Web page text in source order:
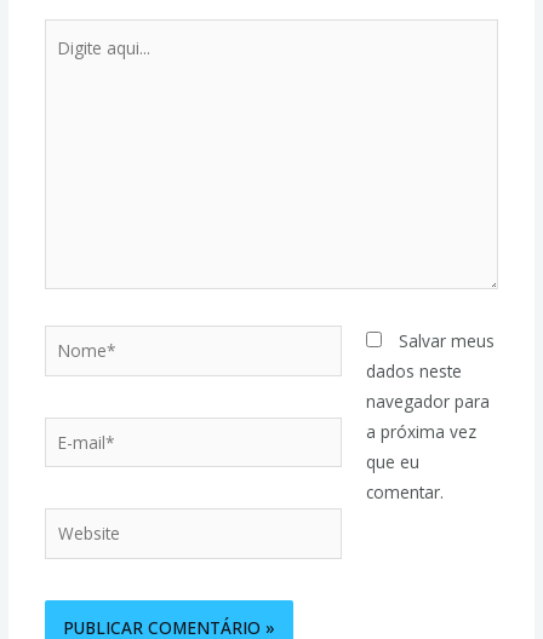
Salvar meus
dados neste
navegador para
a próxima vez
que eu
comentar.